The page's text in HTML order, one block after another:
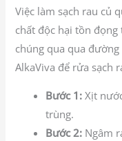
Việc làm sạch rau củ
chất độc hại tồn
chúng qua qua
AlkaViva để rửa sạch
Bước 1:Xịt
trùng.
Bước 2: Ngâm